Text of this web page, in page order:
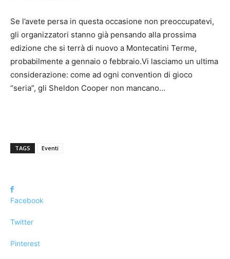
Se l’avete persa in questa occasione non preoccupatevi,
gli organizzatori stanno già pensando alla prossima
edizione che si terrà di nuovo a Montecatini Terme,
probabilmente a gennaio o febbraio.Vi lasciamo un ultima
considerazione: come ad ogni convention di gioco
“seria”, gli Sheldon Cooper non mancano…
TAGS Eventi
Facebook
Twitter
Pinterest